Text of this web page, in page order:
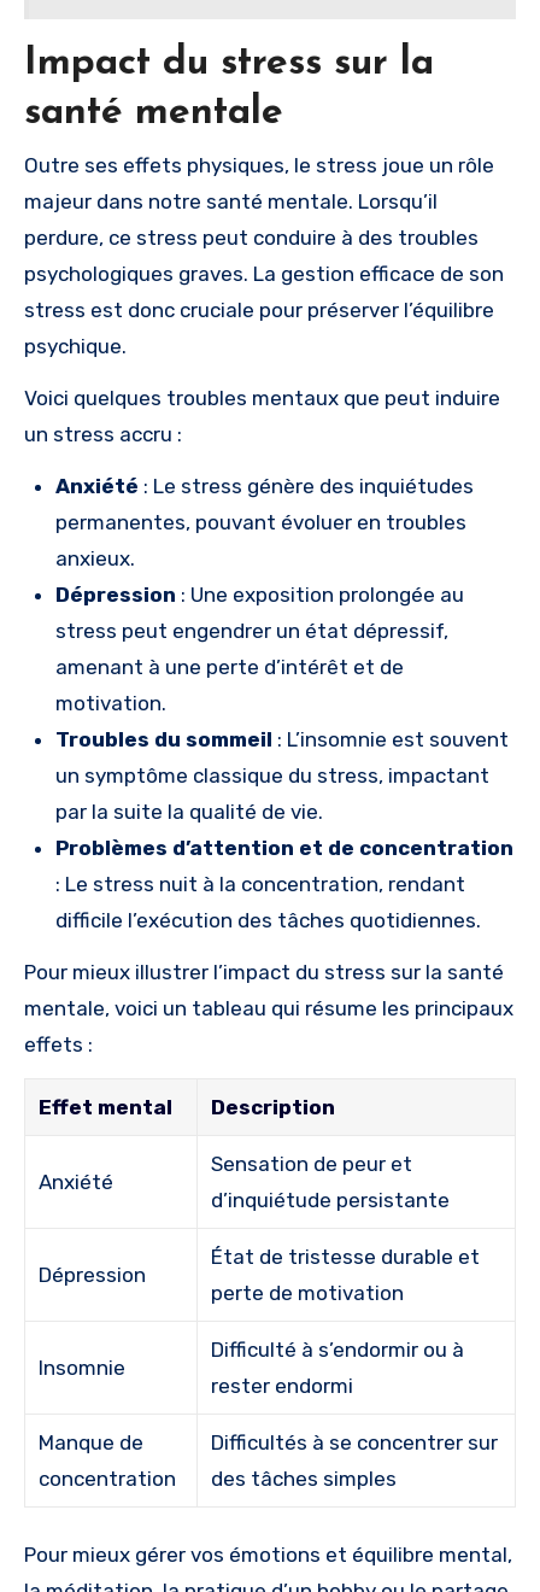
Impact du stress sur la
santé mentale
Outre ses effets physiques, le stress joue un rôle
majeur dans notre santé mentale. Lorsqu’il
perdure, ce stress peut conduire à des troubles
psychologiques graves. La gestion efficace de son
stress est donc cruciale pour préserver l’équilibre
psychique.
Voici quelques troubles mentaux que peut induire
un stress accru :
Anxiété : Le stress génère des inquiétudes
permanentes, pouvant évoluer en troubles
anxieux.
Dépression : Une exposition prolongée au
stress peut engendrer un état dépressif,
amenant à une perte d’intérêt et de
motivation.
Troubles du sommeil : L’insomnie est souvent
un symptôme classique du stress, impactant
par la suite la qualité de vie.
Problèmes d’attention et de concentration
: Le stress nuit à la concentration, rendant
difficile l’exécution des tâches quotidiennes.
Pour mieux illustrer l’impact du stress sur la santé
mentale, voici un tableau qui résume les principaux
effets :
Effet mental Description
Anxiété
Sensation de peur et
d’inquiétude persistante
Dépression
État de tristesse durable et
perte de motivation
Insomnie
Difficulté à s’endormir ou à
rester endormi
Manque de
concentration
Difficultés à se concentrer sur
des tâches simples
Pour mieux gérer vos émotions et équilibre mental,